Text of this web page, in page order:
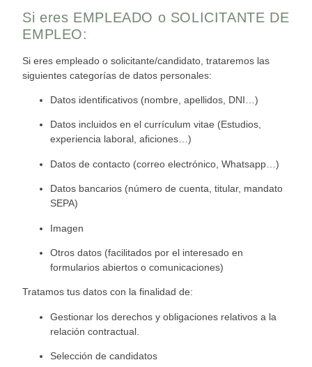
Si eres EMPLEADO o SOLICITANTE DE
EMPLEO:
Si eres empleado o solicitante/candidato, trataremos las
siguientes categorías de datos personales:
Datos identificativos (nombre, apellidos, DNI…)
Datos incluidos en el currículum vitae (Estudios,
experiencia laboral, aficiones…)
Datos de contacto (correo electrónico, Whatsapp…)
Datos bancarios (número de cuenta, titular, mandato
SEPA)
Imagen
Otrosdatos (facilitados por el interesado en
formularios abiertos o comunicaciones)
Tratamos tus datos con la finalidad de:
Gestionar los derechos y obligaciones relativos a la
relación contractual.
Selección de candidatos